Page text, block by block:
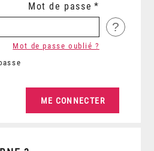
Mot de passe
?
Mot de passe oublié ?